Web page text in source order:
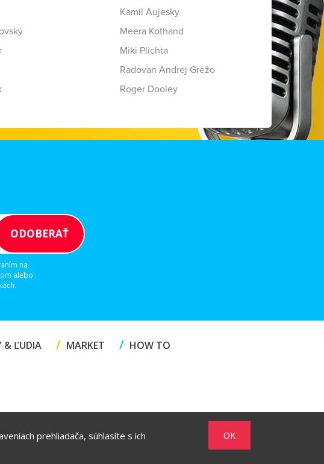
prehliadača, súhlasíte s ich OK
Kamil Aujesky
Meera Kothand
Miki Plichta
Radovan Andrej Grežo
Roger Dooley
na
alebo
& ĽUDIA / MARKET / HOW TO